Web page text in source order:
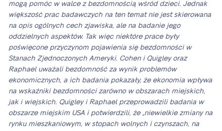
mogą pomóc w walce z bezdomnością wśród dzieci. Jednak
większość prac badawczych na ten temat nie jest skierowana
na opis ogólnych cech zjawiska, ale na badanie jego
oddzielnych aspektów. Tak więc niektóre prace były
poświęcone przyczynom pojawienia się bezdomności w
Stanach Zjednoczonych Ameryki. Cohen i Quigley oraz
Raphael uważali bezdomność za wynik problemów
ekonomicznych, a ich badania pokazały, że ekonomia wpływa
na wskaźniki bezdomności zarówno w obszarach miejskich,
jak i wiejskich. Quigley i Raphael przeprowadzili badania w
obszarze miejskim USA i potwierdzili, że „niewielkie zmiany na
rynku mieszkaniowym, w stopach wolnych i czynszach, na